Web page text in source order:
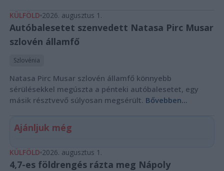
KÜLFÖLD 2026. augusztus 1.
Autóbalesetet szenvedett Natasa Pirc Musar
szlovén államfő
Szlovénia
Natasa Pirc Musar szlovén államfő könnyebb
sérülésekkel megúszta a pénteki autóbalesetet, egy
másik résztvevő súlyosan megsérült. Bővebben...
Ajánljuk még
KÜLFÖLD 2026. augusztus 1.
4,7-es földrengés rázta meg Nápoly